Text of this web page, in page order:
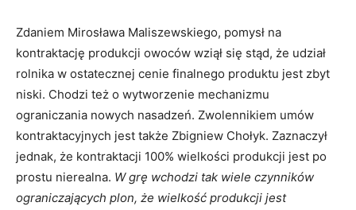
Zdaniem Mirosława Maliszewskiego, pomysł na
kontraktację produkcji owoców wziął się stąd, że udział
rolnika w ostatecznej cenie finalnego produktu jest zbyt
niski. Chodzi też o wytworzenie mechanizmu
ograniczania nowych nasadzeń. Zwolennikiem umów
kontraktacyjnych jest także Zbigniew Chołyk. Zaznaczył
jednak, że kontraktacji 100% wielkości produkcji jest po
prostu nierealna. W grę wchodzi tak wiele czynników
ograniczających plon, że wielkość produkcji jest